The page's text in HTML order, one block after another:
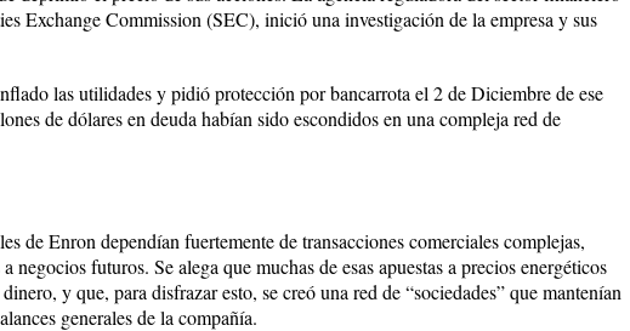
Exchange Commission (SEC), inició una investigación de la empresa y sus
las utilidades y pidió protección por bancarrota el 2 de Diciembre de ese
de dólares en deuda habían sido escondidos en una compleja red de
de Enron dependían fuertemente de transacciones comerciales complejas,
negocios futuros. Se alega que muchas de esas apuestas a precios energéticos
y que, para disfrazar esto, se creó una red de “sociedades” que mantenían
generales de la compañía.